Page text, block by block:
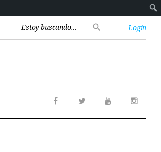
Login
Encontrar:
search
FacebookTwitterYoutube